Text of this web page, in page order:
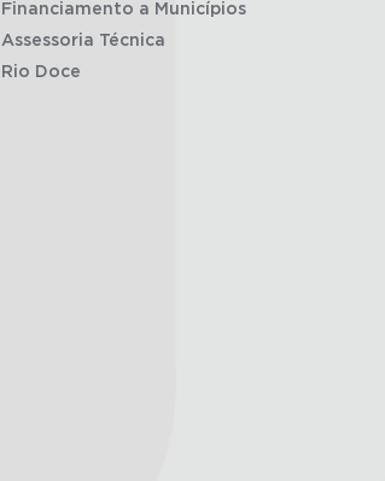
Financiamento a Municípios
Assessoria Técnica
Rio Doce